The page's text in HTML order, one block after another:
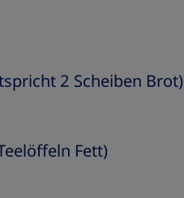
2 Scheiben Brot)
Fett)